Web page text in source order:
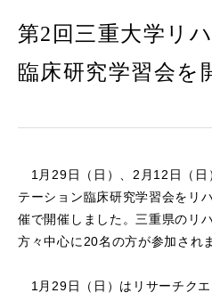
第2回三重大学リ
臨床研究学習会を
1月29日（日）、2月12日（日
テーション臨床研究学習会をリ
催で開催しました。三重県のリ
方々中心に20名の方が参加され
1月29日（日）はリサーチク